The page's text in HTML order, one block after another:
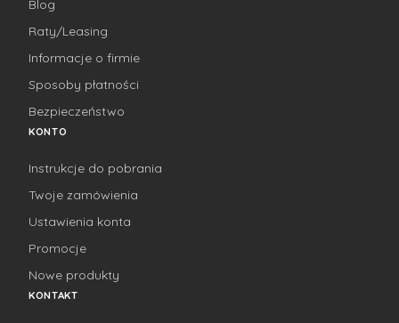
Blog
Raty/Leasing
Informacje o firmie
Sposoby płatności
Bezpieczeństwo
KONTO
Instrukcje do pobrania
Twoje zamówienia
Ustawienia konta
Promocje
Nowe produkty
KONTAKT